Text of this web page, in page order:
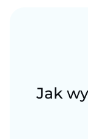
Jak